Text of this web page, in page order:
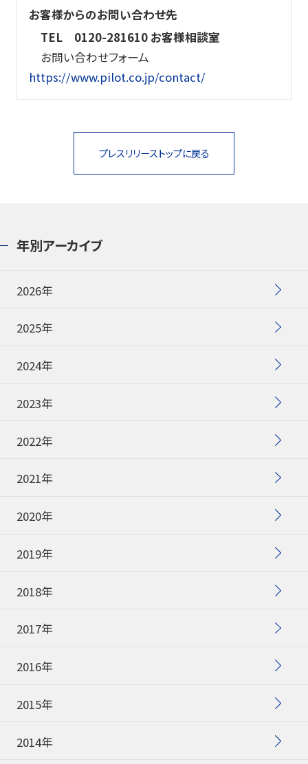
お客様からのお問い合わせ先
TEL0120-281610 お客様相談室
お問い合わせフォーム
https://www.pilot.co.jp/contact/
プレスリリーストップに戻る
年別アーカイブ
2026年
2025年
2024年
2023年
2022年
2021年
2020年
2019年
2018年
2017年
2016年
2015年
2014年